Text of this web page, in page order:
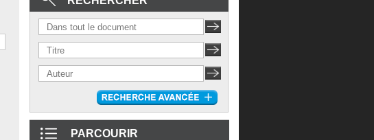
PARCOURIR